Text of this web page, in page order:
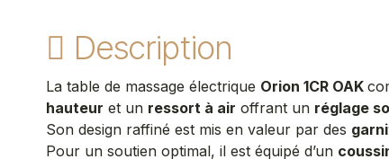
Description
La table de massage électrique Orion 1CR OAK
hauteur et un ressort à air offrant un réglage
Son design raffiné est mis en valeur par des
Pour un soutien optimal, il est équipé d’un